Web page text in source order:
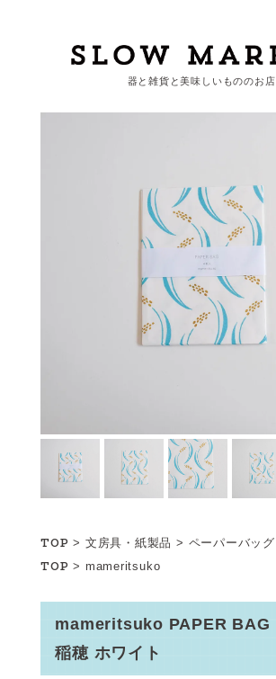
カートを見る
作家・ブランドから探す
配送について
器と雑貨と美味しいもののお店
TOP > 文房具・紙製品 > ペーパーバッグ
TOP > mameritsuko
mameritsuko PAPER BAG
稲穂 ホワイト